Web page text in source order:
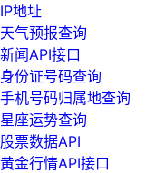
IP地址
天气预报查询
新闻API接口
身份证号码查询
手机号码归属地查询
星座运势查询
股票数据API
黄金行情API接口